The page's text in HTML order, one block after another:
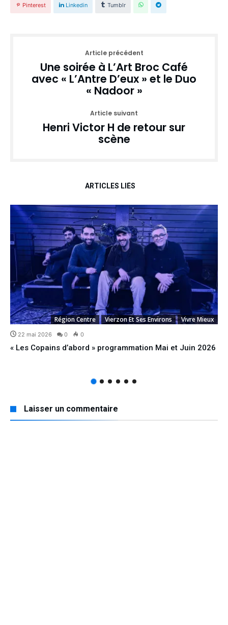
Pinterest Linkedin Tumblr
Article précédent
Une soirée à L’Art Broc Café
avec « L’Antre D’eux » et le Duo
« Nadoor »
Article suivant
Henri Victor H de retour sur
scène
ARTICLES LIÉS
Région Centre Vierzon Et Ses Environs Vivre Mieux
22 mai 2026 0 0
« Les Copains d’abord » programmation Mai et Juin 2026
Laisser un commentaire